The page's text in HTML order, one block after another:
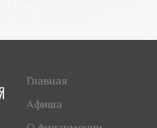
Главная
Афиша